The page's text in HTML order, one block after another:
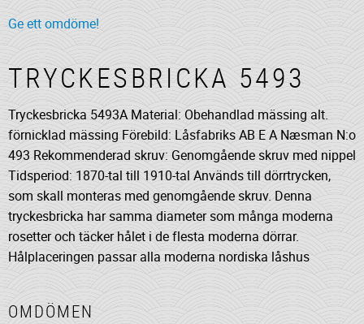
Ge ett omdöme!
TRYCKESBRICKA 5493
Tryckesbricka 5493A Material: Obehandlad mässing alt.
förnicklad mässing Förebild: Låsfabriks AB E A Næsman N:o
493 Rekommenderad skruv: Genomgående skruv med nippel
Tidsperiod: 1870-tal till 1910-tal Används till dörrtrycken,
som skall monteras med genomgående skruv. Denna
tryckesbricka har samma diameter som många moderna
rosetter och täcker hålet i de flesta moderna dörrar.
Hålplaceringen passar alla moderna nordiska låshus
OMDÖMEN